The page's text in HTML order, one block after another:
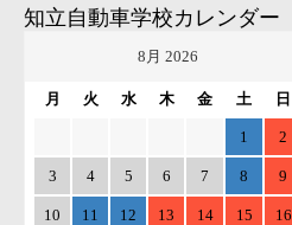
知立自動車学校カレンダー
月 火 水 木 金 土 日
1 2
3 4 5 6 7 8 9
10 11 12 13 14 15 16